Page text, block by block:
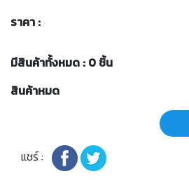
ราคา :
มีสินค้าทั้งหมด : 0 ชิ้น
สินค้าหมด
แชร์ :